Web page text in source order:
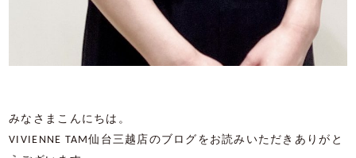
みなさまこんにちは。
VIVIENNE TAM仙台三越店のブログをお読みいただきありがと